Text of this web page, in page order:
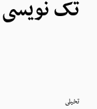
تک نویسی ۳- اکبر
تخیلی